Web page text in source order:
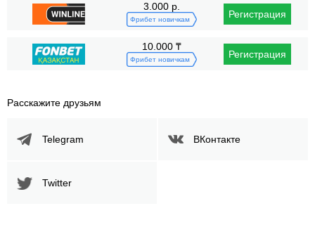
3.000 р.
Фрибет новичкам Регистрация
10.000 ₸
Фрибет новичкам Регистрация
Расскажите друзьям
Telegram ВКонтакте
Twitter